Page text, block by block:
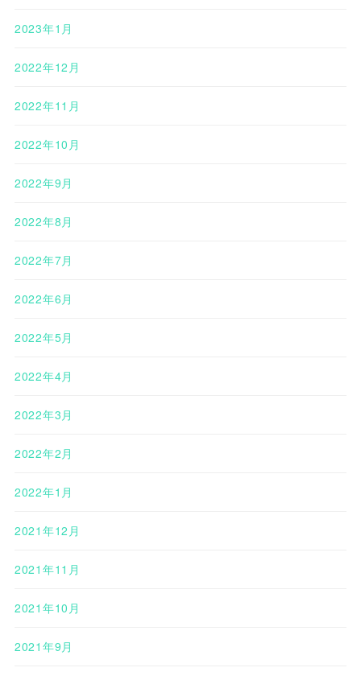
2023年1月
2022年12月
2022年11月
2022年10月
2022年9月
2022年8月
2022年7月
2022年6月
2022年5月
2022年4月
2022年3月
2022年2月
2022年1月
2021年12月
2021年11月
2021年10月
2021年9月